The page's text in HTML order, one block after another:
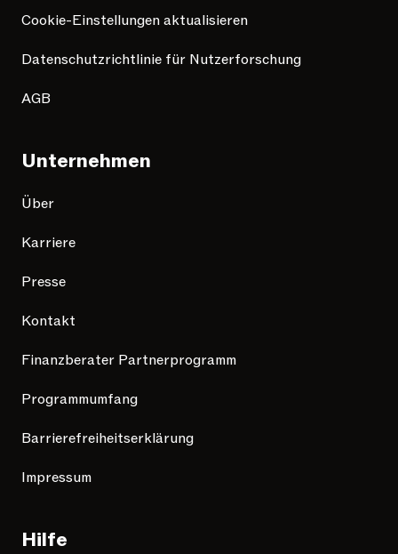
Cookie-Einstellungen aktualisieren
Datenschutzrichtlinie für Nutzerforschung
AGB
Unternehmen
Über
Karriere
Presse
Kontakt
Finanzberater Partnerprogramm
Programmumfang
Barrierefreiheitserklärung
Impressum
Hilfe